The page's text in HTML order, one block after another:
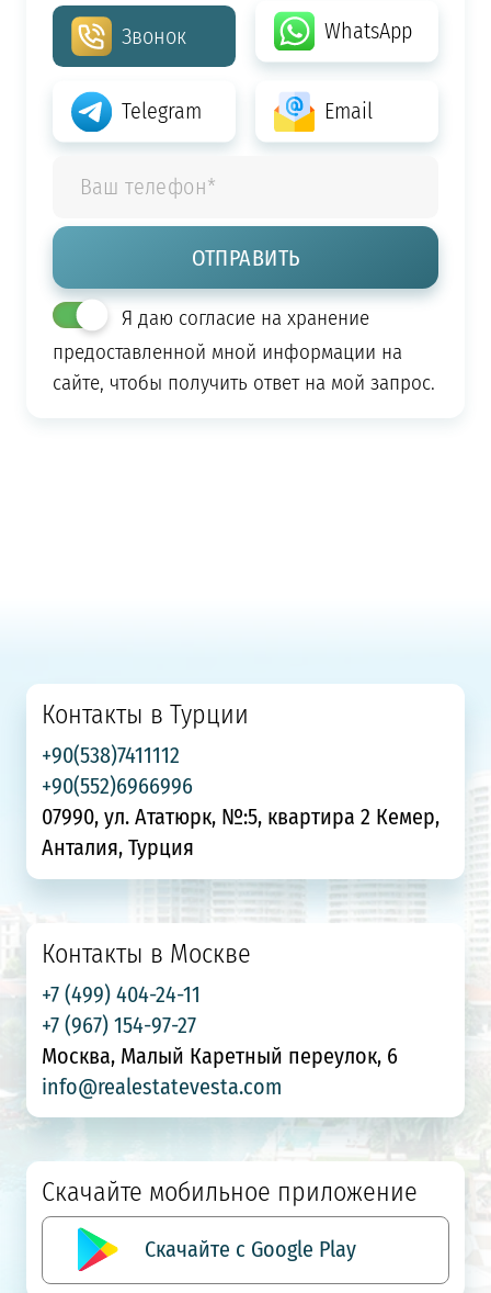
Звонок WhatsApp
Telegram Email
Я даю согласие на хранение
предоставленной мной информации на
сайте, чтобы получить ответ на мой запрос.
Контакты в Турции
+90(538)7411112
+90(552)6966996
07990, ул. Ататюрк, №:5, квартира 2 Кемер,
Анталия, Турция
Контакты в Москве
+7 (499) 404-24-11
+7 (967) 154-97-27
Москва, Малый Каретный переулок, 6
info@realestatevesta.com
Скачайте мобильное приложение
Скачайте с Google Play